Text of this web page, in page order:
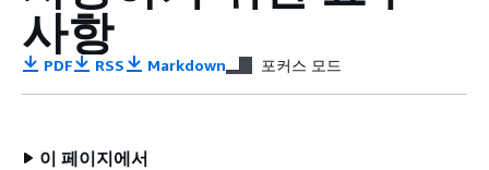
사항
PDF RSS Markdown 포커스 모드
이 페이지에서